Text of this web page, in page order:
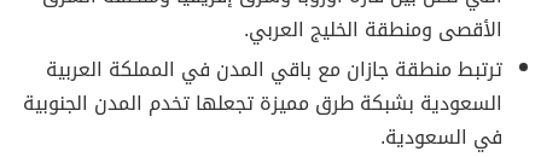
الأقصى ومنطقة الخليج العربي.
ترتبط منطقة جازان مع باقي المدن في المملكة العربية
السعودية بشبكة طرق مميزة تجعلها تخدم المدن الجنوبية
في السعودية.